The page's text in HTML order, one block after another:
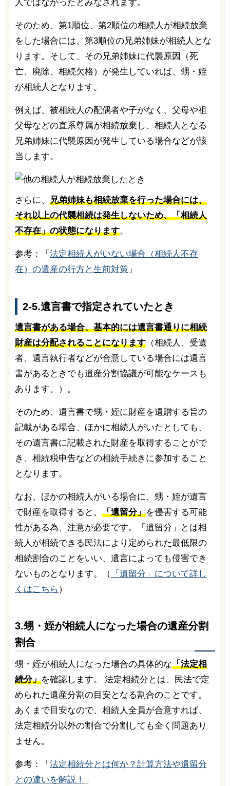
人ではなかったとみなされます。
そのため、第1順位、第2順位の相続人が相続放棄
をした場合には、第3順位の兄弟姉妹が相続人とな
ります。そして、その兄弟姉妹に代襲原因（死
亡、廃除、相続欠格）が発生していれば、甥・姪
が相続人となります。
例えば、被相続人の配偶者や子がなく、父母や祖
父母などの直系尊属が相続放棄し、相続人となる
兄弟姉妹に代襲原因が発生している場合などが該
当します。
さらに、 兄弟姉妹も相続放棄を行った場合には、
それ以上の代襲相続は発生しないため、「相続人
不存在」の状態になります。
参考：「 法定相続人がいない場合（相続人不存
在）の遺産の行方と生前対策 」
2-5.遺言書で指定されていたとき
遺言書がある場合、基本的には遺言書通りに相続
財産は分配されることになります（相続人、受遺
者、遺言執行者などが合意している場合には遺言
書があるときでも遺産分割協議が可能なケースも
あります。）。
そのため、遺言書で甥・姪に財産を遺贈する旨の
記載がある場合、ほかに相続人がいたとしても、
その遺言書に記載された財産を取得することがで
き、相続税申告などの相続手続きに参加すること
となります。
なお、ほかの相続人がいる場合に、甥・姪が遺言
で財産を取得すると、 「遺留分」を侵害する可能
性がある為、注意が必要です。「遺留分」とは相
続人が相続できる民法により定められた最低限の
相続割合のことをいい、遺言によっても侵害でき
ないものとなります。（
「遺留分」について詳し
くはこちら ）
3.甥・姪が相続人になった場合の遺産分割
割合
甥・姪が相続人になった場合の具体的な「法定相
続分」を確認します。 法定相続分とは、民法で定
められた遺産分割の目安となる割合のことです。
あくまで目安なので、相続人全員が合意すれば、
法定相続分以外の割合で分割しても全く問題あり
ません。
参考：「 法定相続分とは何か？計算方法や遺留分
との違いを解説！
」